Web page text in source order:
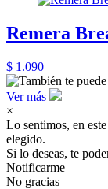
Remera
$ 1.090
Ver más
×
Lo sentimos, en
elegido.
Si lo deseas, te
Notificarme
No gracias